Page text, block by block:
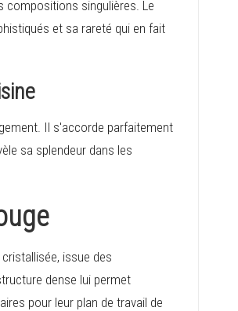
compositions singulières. Le
et sa rareté qui en fait
Il s'accorde parfaitement
sa splendeur dans les
issue des
dense lui permet
pour leur plan de travail de